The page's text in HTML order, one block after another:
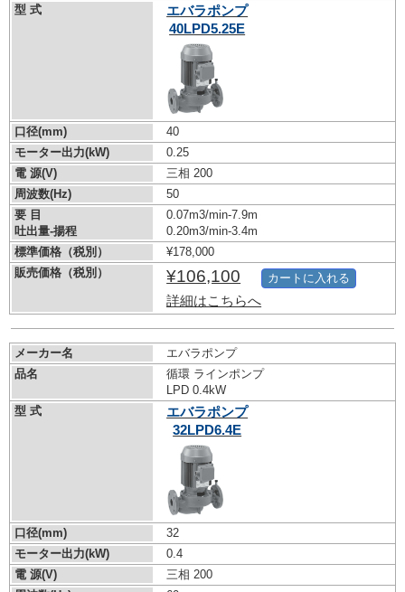
型 式
エバラポンプ
40LPD5.25E
口径(mm)
40
モーター出力(kW)
0.25
電 源(V)
三相 200
周波数(Hz)
50
要 目
吐出量-揚程
0.07m3/min-7.9m
0.20m3/min-3.4m
標準価格（税別）
¥178,000
販売価格（税別）
¥106,100
詳細はこちらへ
カートに入れる
メーカー名
エバラポンプ
品名
循環 ラインポンプ
LPD 0.4kW
型 式
エバラポンプ
32LPD6.4E
口径(mm)
32
モーター出力(kW)
0.4
電 源(V)
三相 200